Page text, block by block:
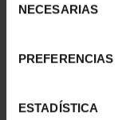
NECESARIAS
PREFERENCIAS
ESTADÍSTICA
949,00 €
registrados